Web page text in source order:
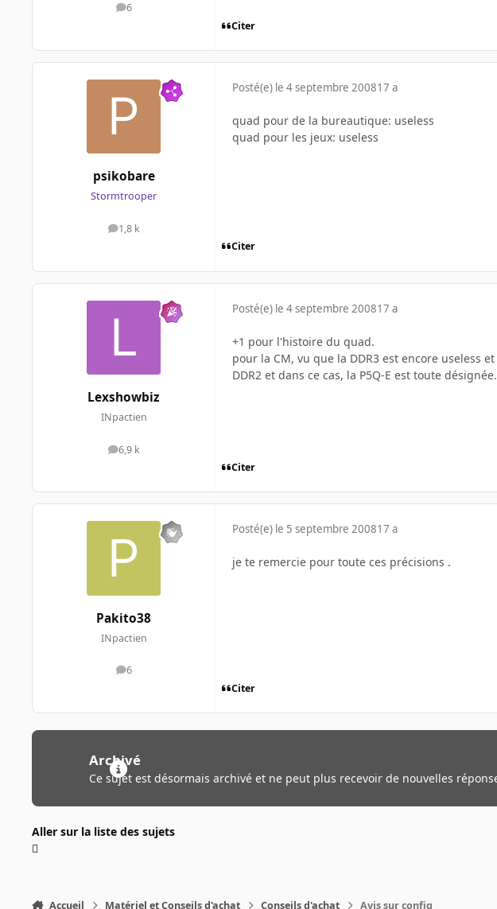
6
messages
Citer
psikobare
Stormtrooper
1,8 k
messages
Posté(e) le 4 septembre 200817 a
quad pour de la bureautique: useless
quad pour les jeux: useless
Citer
Lexshowbiz
INpactien
6,9 k
messages
Posté(e) le 4 septembre 200817 a
+1 pour l'histoire du quad.
pour la CM, vu que la DDR3 est encore useless
DDR2 et dans ce cas, la P5Q-E est toute désignée.
Citer
Pakito38
INpactien
6
messages
Posté(e) le 5 septembre 200817 a
je te remercie pour toute ces précisions .
Citer
Archivé
Ce sujet est désormais archivé et ne peut plus recevoir de nouvelles
Aller sur la liste des sujets
Accueil Matériel et Conseils d'achat Conseils d'achat Avis sur config